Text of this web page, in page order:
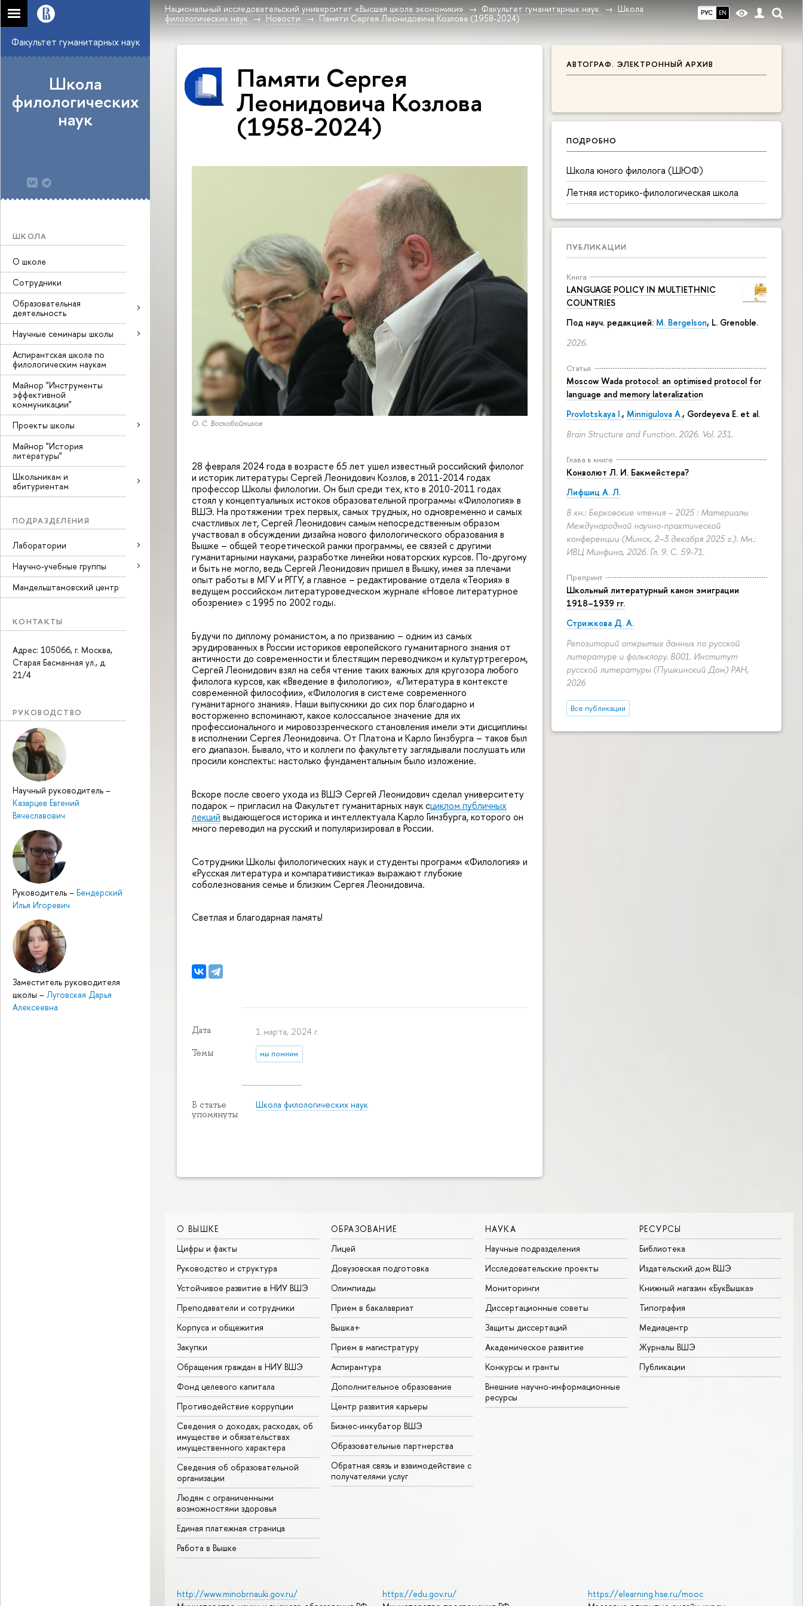
РУС EN
Национальный исследовательский университет «Высшая школа экономики» Факультет гуманитарных наук
Школа
филологических наук
Новости Памяти Сергея Леонидовича Козлова (1958-2024)
Факультет гуманитарных наук
Школа
филологических
наук
ШКОЛА
О школе
Сотрудники
Образовательная
деятельность
Научные семинары школы
Аспирантская школа по
филологическим наукам
Майнор "Инструменты
эффективной
коммуникации"
Проекты школы
Майнор "История
литературы"
Школьникам и
абитуриентам
ПОДРАЗДЕЛЕНИЯ
Лаборатории
Научно-учебные группы
Мандельштамовский центр
КОНТАКТЫ
Адрес: 105066, г. Москва,
Старая Басманная ул., д.
21/4
РУКОВОДСТВО
Научный руководитель –
Казарцев Евгений
Вячеславович
Руководитель – Бендерский
Илья Игоревич
Заместитель руководителя
школы – Луговская Дарья
Алексеевна
АВТОГРАФ. ЭЛЕКТРОННЫЙ АРХИВ
ПОДРОБНО
Школа юного филолога (ШЮФ)
Летняя историко-филологическая школа
ПУБЛИКАЦИИ
Книга
LANGUAGE POLICY IN MULTIETHNIC
COUNTRIES
Под науч. редакцией: M. Bergelson, L. Grenoble.
2026.
Статья
Moscow Wada protocol: an optimised protocol for
language and memory lateralization
Provlotskaya I., Minnigulova A., Gordeyeva E. et al.
Brain Structure and Function. 2026. Vol. 231.
Глава в книге
Конволют Л. И. Бакмейстера?
Лифшиц А. Л.
В кн.: Берковские чтения – 2025 : Материалы
Международной научно-практической
конференции (Минск, 2–3 декабря 2025 г.). Мн.:
ИВЦ Минфина, 2026. Гл. 9. С. 59-71.
Препринт
Школьный литературный канон эмиграции
1918–1939 гг.
Стрижкова Д. А.
Репозиторий открытых данных по русской
литературе и фольклору. B001. Институт
русской литературы (Пушкинский Дом) РАН,
2026
Все публикации
Памяти Сергея
Леонидовича Козлова
(1958-2024)
О. С. Воскобойников
28 февраля 2024 года в возрасте 65 лет ушел известный российский филолог
и историк литературы Сергей Леонидович Козлов, в 2011-2014 годах
профессор Школы филологии. Он был среди тех, кто в 2010-2011 годах
стоял у концептуальных истоков образовательной программы «Филология» в
ВШЭ. На протяжении трех первых, самых трудных, но одновременно и самых
счастливых лет, Сергей Леонидович самым непосредственным образом
участвовал в обсуждении дизайна нового филологического образования в
Вышке – общей теоретической рамки программы, ее связей с другими
гуманитарными науками, разработке линейки новаторских курсов. По-другому
и быть не могло, ведь Сергей Леонидович пришел в Вышку, имея за плечами
опыт работы в МГУ и РГГУ, а главное – редактирование отдела «Теория» в
ведущем российском литературоведческом журнале «Новое литературное
обозрение» с 1995 по 2002 годы.
Будучи по диплому романистом, а по призванию – одним из самых
эрудированных в России историков европейского гуманитарного знания от
античности до современности и блестящим переводчиком и культуртрегером,
Сергей Леонидович взял на себя чтение таких важных для кругозора любого
филолога курсов, как «Введение в филологию», «Литература в контексте
современной философии», «Филология в системе современного
гуманитарного знания». Наши выпускники до сих пор благодарно и
восторженно вспоминают, какое колоссальное значение для их
профессионального и мировоззренческого становления имели эти дисциплины
в исполнении Сергея Леонидовича. От Платона и Карло Гинзбурга – таков был
его диапазон. Бывало, что и коллеги по факультету заглядывали послушать или
просили конспекты: настолько фундаментальным было изложение.
Вскоре после своего ухода из ВШЭ Сергей Леонидович сделал университету
подарок – пригласил на Факультет гуманитарных наук сциклом публичных
лекций выдающегося историка и интеллектуала Карло Гинзбурга, которого он
много переводил на русский и популяризировал в России.
Сотрудники Школы филологических наук и студенты программ «Филология» и
«Русская литература и компаративистика» выражают глубокие
соболезнования семье и близким Сергея Леонидовича.
Светлая и благодарная память!
Дата 1 марта, 2024 г.
Темы мы помним
В статье
упомянуты
Школа филологических наук
О ВЫШКЕ
Цифры и факты
Руководство и структура
Устойчивое развитие в НИУ ВШЭ
Преподаватели и сотрудники
Корпуса и общежития
Закупки
Обращения граждан в НИУ ВШЭ
Фонд целевого капитала
Противодействие коррупции
Сведения о доходах, расходах, об
имуществе и обязательствах
имущественного характера
Сведения об образовательной
организации
Людям с ограниченными
возможностями здоровья
Единая платежная страница
Работа в Вышке
ОБРАЗОВАНИЕ
Лицей
Довузовская подготовка
Олимпиады
Прием в бакалавриат
Вышка+
Прием в магистратуру
Аспирантура
Дополнительное образование
Центр развития карьеры
Бизнес-инкубатор ВШЭ
Образовательные партнерства
Обратная связь и взаимодействие с
получателями услуг
НАУКА
Научные подразделения
Исследовательские проекты
Мониторинги
Диссертационные советы
Защиты диссертаций
Академическое развитие
Конкурсы и гранты
Внешние научно-информационные
ресурсы
РЕСУРСЫ
Библиотека
Издательский дом ВШЭ
Книжный магазин «БукВышка»
Типография
Медиацентр
Журналы ВШЭ
Публикации
http://www.minobrnauki.gov.ru/
https://edu.gov.ru/
https://elearning.hse.ru/mooc